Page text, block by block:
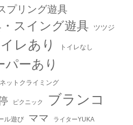
プリング遊具
スイング遊具 ツツジ
イレあり トイレなし
パーあり
ネットクライミング
ピクニック ブランコ
ル遊び ママ ライターYUKA